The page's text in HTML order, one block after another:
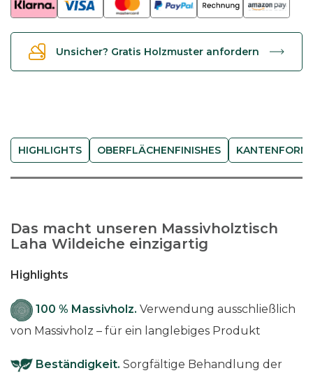
a
e
i
c
(
r
u
t
i
a
Unsicher? Gratis Holzmuster anfordern
HIGHLIGHTS OBERFLÄCHENFINISHES
Das macht unseren Massivholztisch
Laha Wildeiche einzigartig
Highlights
100 % Massivholz. Verwendung ausschließlich
von Massivholz – für ein langlebiges Produkt
Beständigkeit. Sorgfältige Behandlung der